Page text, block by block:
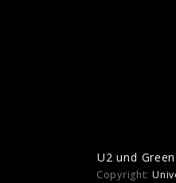
U2 und
Copyright: